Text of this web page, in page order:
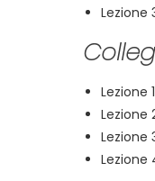
Lezione
Lezione
Lezione
Lezione
Lezione